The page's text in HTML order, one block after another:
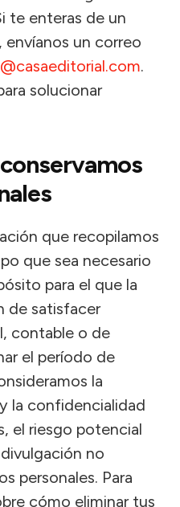
te enteras de un
envíanos un correo
.
solucionar
que recopilamos
que sea necesario
para el que la
de satisfacer
contable o de
el período de
la
la confidencialidad
el riesgo potencial
no
personales. Para
cómo eliminar tus